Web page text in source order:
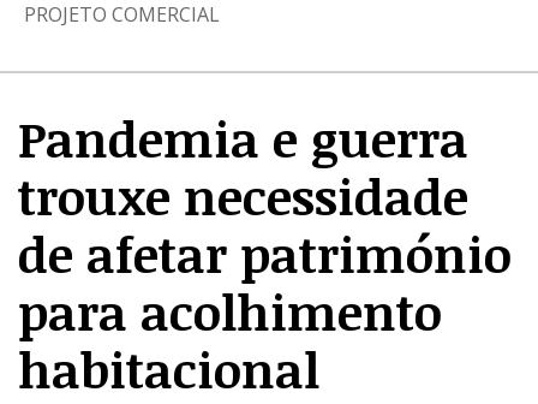
PROJETO COMERCIAL
Pandemia e guerra
trouxe necessidade
de afetar património
para acolhimento
habitacional